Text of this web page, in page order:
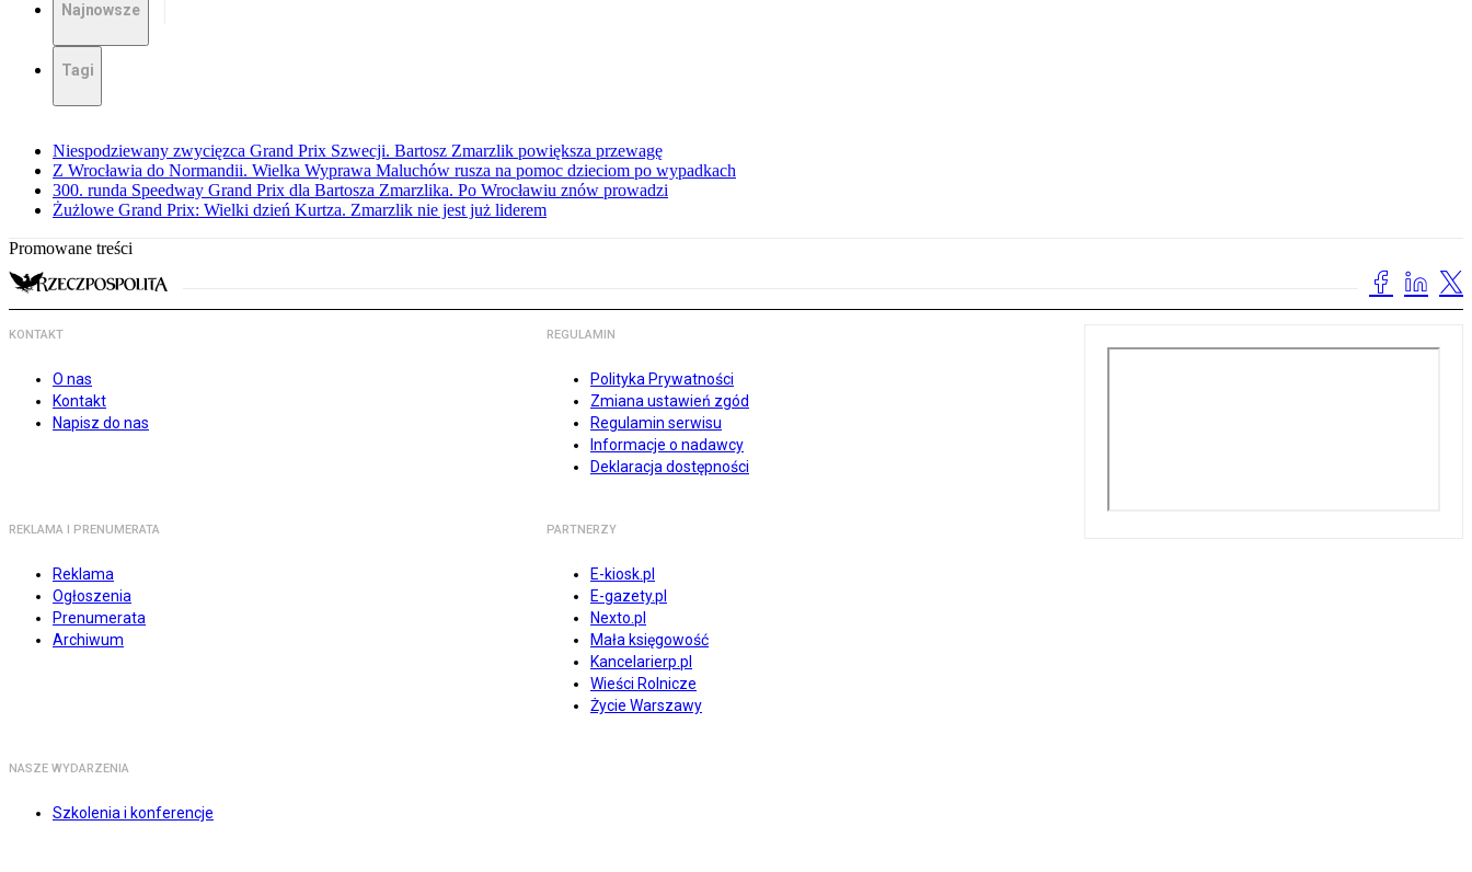
Najnowsze
Tagi
Niespodziewany zwycięzca Grand Prix Szwecji. Bartosz Zmarzlik powiększa przewagę
Z Wrocławia do Normandii. Wielka Wyprawa Maluchów rusza na pomoc dzieciom po wypadkach
300. runda Speedway Grand Prix dla Bartosza Zmarzlika. Po Wrocławiu znów prowadzi
Żużlowe Grand Prix: Wielki dzień Kurtza. Zmarzlik nie jest już liderem
Promowane treści
KONTAKT
O nas
Kontakt
Napisz do nas
REGULAMIN
Polityka Prywatności
Zmiana ustawień zgód
Regulamin serwisu
Informacje o nadawcy
Deklaracja dostępności
REKLAMA I PRENUMERATA
Reklama
Ogłoszenia
Prenumerata
Archiwum
PARTNERZY
E-kiosk.pl
E-gazety.pl
Nexto.pl
Mała księgowość
Kancelarierp.pl
Wieści Rolnicze
Życie Warszawy
NASZE WYDARZENIA
Szkolenia i konferencje